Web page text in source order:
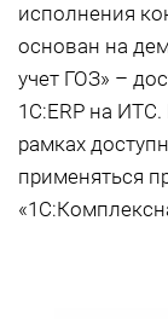
исполнения
основан на
учет ГОЗ» –
1С:ERP на
рамках
применяться